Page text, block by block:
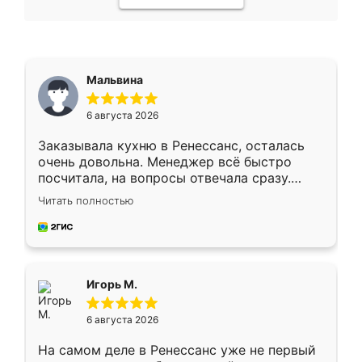
Мальвина
6 августа 2026
Заказывала кухню в Ренессанс, осталась
очень довольна. Менеджер всё быстро
посчитала, на вопросы отвечала сразу.
Замерщик приехал в субботу, подошёл к
делу со всей ответственностью. Собрали
за день, ребята работали аккуратно, даже
Читать полностью
Игорь М.
6 августа 2026
На самом деле в Ренессанс уже не первый